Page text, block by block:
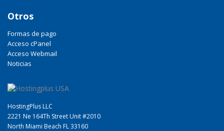
Otros
Formas de pago
Acceso cPanel
Acceso Webmail
Noticias
HostingPlus LLC
2221 Ne 164Th Street Unit #2010
North Miami Beach FL 33160